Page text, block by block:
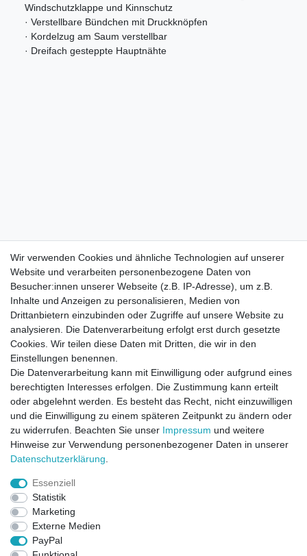
Windschutzklappe und Kinnschutz
· Verstellbare Bündchen mit Druckknöpfen
· Kordelzug am Saum verstellbar
· Dreifach gesteppte Hauptnähte
Direktkontakt per Telefon unter 04331 / 4928-910
Wir verwenden Cookies und ähnliche Technologien auf unserer
Website und verarbeiten personenbezogene Daten von
Besucher:innen unserer Webseite (z.B. IP-Adresse), um z.B.
Inhalte und Anzeigen zu personalisieren, Medien von
Drittanbietern einzubinden oder Zugriffe auf unsere Website zu
analysieren. Die Datenverarbeitung erfolgt erst durch gesetzte
Cookies. Wir teilen diese Daten mit Dritten, die wir in den
Einstellungen benennen.
Die Datenverarbeitung kann mit Einwilligung oder aufgrund eines
berechtigten Interesses erfolgen. Die Zustimmung kann erteilt
oder abgelehnt werden. Es besteht das Recht, nicht einzuwilligen
und die Einwilligung zu einem späteren Zeitpunkt zu ändern oder
zu widerrufen. Beachten Sie unser Impressum und weitere
Hinweise zur Verwendung personenbezogener Daten in unserer
Daten­schutz­erklärung
Essenziell
Statistik
Marketing
Externe Medien
PayPal